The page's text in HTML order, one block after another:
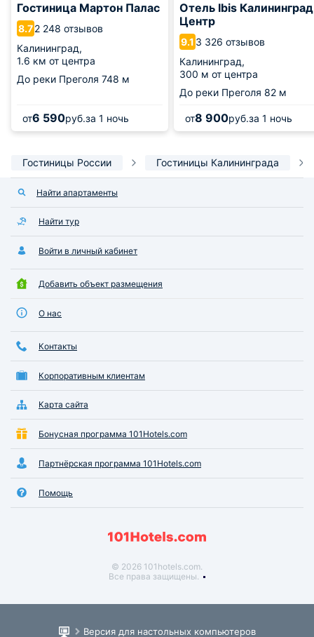
Гостиница Мартон Палас
8.72 248 отзывов
Калининград,
1.6 км от центра
До реки Преголя 748 м
от6 590руб.за 1 ночь
Отель Ibis Калининград
Центр
9.1 3 326 отзывов
Калининград,
300 м от центра
До реки Преголя 82 м
от8 900руб.за 1 ночь
Гостиницы России Гостиницы Калининграда
Найти апартаменты
Найти тур
Войти в личный кабинет
Добавить объект размещения
О нас
Контакты
Корпоративным клиентам
Карта сайта
Бонусная программа 101Hotels.com
Партнёрская программа 101Hotels.com
Помощь
© 2026 101hotels.com.
Все права защищены.
Версия для настольных компьютеров